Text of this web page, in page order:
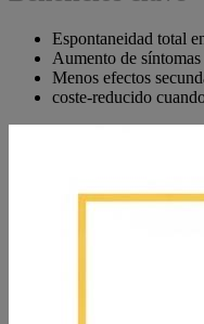
Espontaneidad total
Aumento de
Menos efectos
coste-reducido